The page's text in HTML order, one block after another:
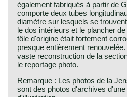
également fabriqués à partir de
comporte deux tubes
diamètre sur lesquels se
le dos intérieurs et le plancher
tôle d'origine était fortement
presque entièrement
vaste reconstruction de la
le reportage photo.
Remarque : Les photos de la
sont des photos d'archives